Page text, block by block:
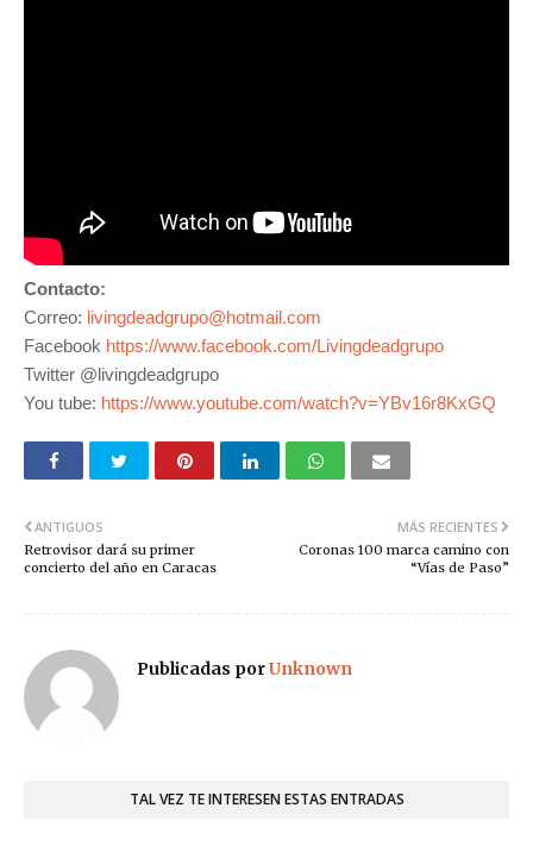
Contacto:
Correo: livingdeadgrupo@hotmail.com
Facebook https://www.facebook.com/Livingdeadgrupo
Twitter @livingdeadgrupo
You tube: https://www.youtube.com/watch?v=YBv16r8KxGQ
MÁS RECIENTES
Coronas 100 marca camino con
“Vías de Paso”
ANTIGUOS
Retrovisor dará su primer
concierto del año en Caracas
Publicadas porUnknown
TAL VEZ TE INTERESEN ESTAS ENTRADAS